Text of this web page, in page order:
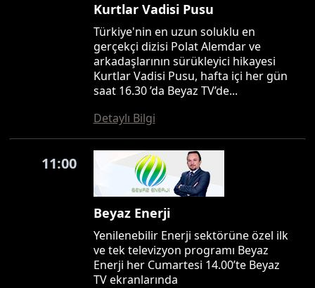
Kurtlar Vadisi Pusu
Türkiye'nin en uzun soluklu en
gerçekçi dizisi Polat Alemdar ve
arkadaşlarının sürükleyici hikayesi
Kurtlar Vadisi Pusu, hafta içi her gün
saat 16.30 ’da Beyaz TV’de...
Detaylı Bilgi
11:00
Beyaz Enerji
Yenilenebilir Enerji sektörüne özel ilk
ve tek televizyon programı Beyaz
Enerji her Cumartesi 14.00’te Beyaz
TV ekranlarında